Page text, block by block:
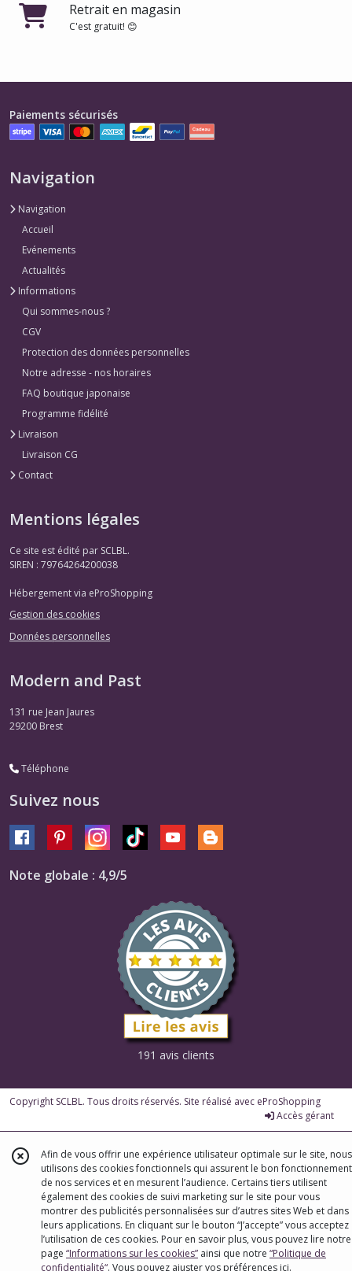
Retrait en magasin
C'est gratuit! 😊
Paiements sécurisés
Navigation
Navigation
Accueil
Evénements
Actualités
Informations
Qui sommes-nous ?
CGV
Protection des données personnelles
Notre adresse - nos horaires
FAQ boutique japonaise
Programme fidélité
Livraison
Livraison CG
Contact
Mentions légales
Ce site est édité par SCLBL.
SIREN : 79764264200038
Hébergement via eProShopping
Gestion des cookies
Données personnelles
Modern and Past
131 rue Jean Jaures
29200 Brest
Téléphone
Suivez nous
Note globale : 4,9/5
191 avis clients
Copyright SCLBL. Tous droits réservés. Site réalisé avec eProShopping
Accès gérant
Afin de vous offrir une expérience utilisateur optimale sur le site, nous
utilisons des cookies fonctionnels qui assurent le bon fonctionnement
de nos services et en mesurent l’audience. Certains tiers utilisent
également des cookies de suivi marketing sur le site pour vous
montrer des publicités personnalisées sur d’autres sites Web et dans
leurs applications. En cliquant sur le bouton “J’accepte” vous acceptez
l’utilisation de ces cookies. Pour en savoir plus, vous pouvez lire notre
page “Informations sur les cookies” ainsi que notre “Politique de
confidentialité“. Vous pouvez ajuster vos préférences ici.